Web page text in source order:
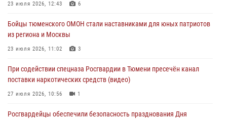
условиях в Тюменской области (видео)
04 августа 2026, 06:28
23 июля 2026, 12:43 6
Бойцы тюменского ОМОН стали наставниками для юных патриотов
из региона и Москвы
23 июля 2026, 11:02 3
При содействии спецназа Росгвардии в Тюмени пресечён канал
поставки наркотических средств (видео)
27 июля 2026, 10:56 1
Росгвардейцы обеспечили безопасность празднования Дня